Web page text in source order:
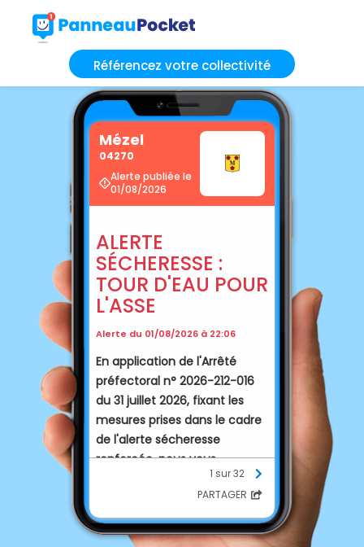
Référencez votre collectivité
Mézel
04270
Alerte publiée le
01/08/2026
ALERTE
SÉCHERESSE :
TOUR D'EAU POUR
L'ASSE
Alerte du 01/08/2026 à 22:06
En application de l'Arrêté
préfectoral n° 2026-212-016
du 31 juillet 2026, fixant les
mesures prises dans le cadre
de l'alerte sécheresse
renforcée, nous vous
informons que le canal du
groupe 3 (voir fiche ci-
dessous) sera mis en
chômage pendant cette
1 sur 32
PARTAGER